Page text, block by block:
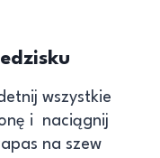
wszystkie
i naciągnij
na szew